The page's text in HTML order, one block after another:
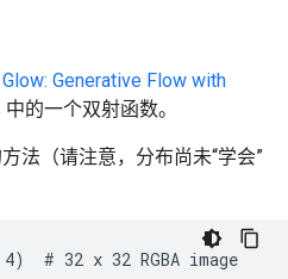
Glow: Generative Flow with
中的一个双射函数。
法（请注意，分布尚未“学会”
# 32 x 32 RGBA image